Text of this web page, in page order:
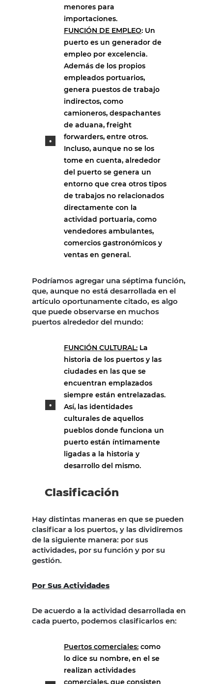
menores para
importaciones.
FUNCIÓN DE EMPLEO: Un
puerto es un generador de
empleo por excelencia.
Además de los propios
empleados portuarios,
genera puestos de trabajo
indirectos, como
camioneros, despachantes
de aduana, freight
forwarders, entre otros.
Incluso, aunque no se los
tome en cuenta, alrededor
del puerto se genera un
entorno que crea otros tipos
de trabajos no relacionados
directamente con la
actividad portuaria, como
vendedores ambulantes,
comercios gastronómicos y
ventas en general.
Podríamos agregar una séptima función,
que, aunque no está desarrollada en el
artículo oportunamente citado, es algo
que puede observarse en muchos
puertos alrededor del mundo:
FUNCIÓN CULTURAL: La
historia de los puertos y las
ciudades en las que se
encuentran emplazados
siempre están entrelazadas.
Así, las identidades
culturales de aquellos
pueblos donde funciona un
puerto están íntimamente
ligadas a la historia y
desarrollo del mismo.
Clasificación
Hay distintas maneras en que se pueden
clasificar a los puertos, y las dividiremos
de la siguiente manera: por sus
actividades, por su función y por su
gestión.
Por Sus Actividades
De acuerdo a la actividad desarrollada en
cada puerto, podemos clasificarlos en:
Puertos comerciales: como
lo dice su nombre, en el se
realizan actividades
comerciales, que consisten